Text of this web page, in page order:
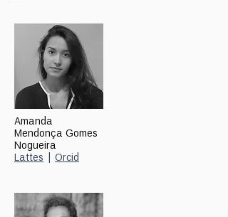
Amanda
Mendonça Gomes
Nogueira
Lattes
Orcid